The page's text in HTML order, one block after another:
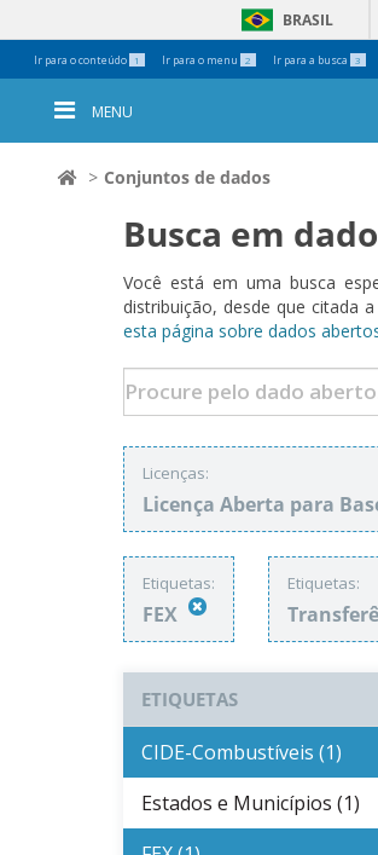
Ir para o conteúdo 1 Ir para o menu 2 Ir para a busca 3
BRASIL
MENU
Conjuntos de dados
Busca em
Você está em uma busca
distribuição, desde que citada
esta página sobre dados
Licenças:
Licença Aberta para
Etiquetas:
FEX
Etiquetas:
ETIQUETAS
CIDE-Combustíveis (1)
Estados e Municípios (1)